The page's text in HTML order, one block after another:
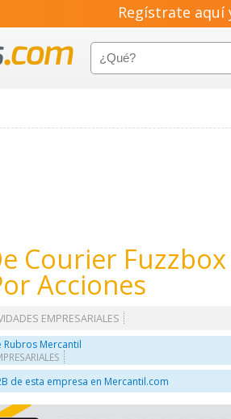
Regístrate aquí
Courier Fuzzbox
Acciones
EMPRESARIALES
Mercantil
de esta empresa en Mercantil.com